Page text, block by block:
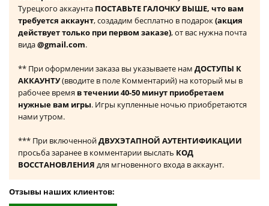
Турецкого аккаунта ПОСТАВЬТЕ ГАЛОЧКУ ВЫШЕ, что вам
требуется аккаунт, создадим бесплатно в подарок(акция
действует только при первом заказе), от вас нужна почта
вида@gmail.com.
** При оформлении заказа вы указываете нам ДОСТУПЫ К
АККАУНТУ(вводите в поле Комментарий) на который мы в
рабочее время в течении 40-50 минут приобретаем
нужные вам игры. Игры купленные ночью приобретаются
нами утром.
*** При включеннойДВУХЭТАПНОЙ АУТЕНТИФИКАЦИИ
просьба заранее в комментарии выслать КОД
ВОССТАНОВЛЕНИЯ для мгновенного входа в аккаунт.
Отзывы наших клиентов: